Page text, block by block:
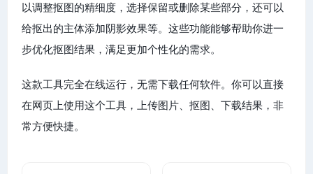
以调整抠图的精细度，选择保留或删除某些部分，还可以
给抠出的主体添加阴影效果等。这些功能能够帮助你进一
步优化抠图结果，满足更加个性化的需求。
这款工具完全在线运行，无需下载任何软件。你可以直接
在网页上使用这个工具，上传图片、抠图、下载结果，非
常方便快捷。